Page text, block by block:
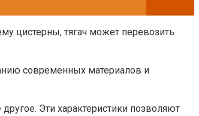
цистерны, тягач может перевозить
современных материалов и
Эти характеристики позволяют